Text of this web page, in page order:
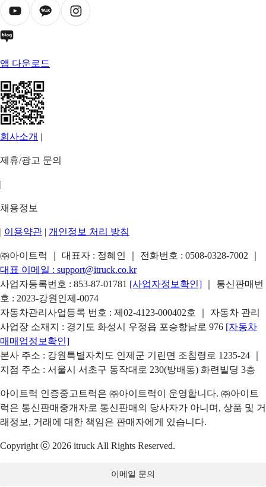
앱 다운로드
회사소개 |
제휴/광고 문의
|
채용정보
| 이용약관 | 개인정보 처리 방침
㈜아이트럭 ｜ 대표자 : 정혜인 ｜ 전화번호 : 0508-0328-7002
대표 이메일 : support@itruck.co.kr
사업자등록번호 : 853-87-01781 [사업자정보확인]
｜ 통신판매번
호 : 2023-강원인제-0074
자동차관리사업등록 번호 : 제02-4123-000402호 ｜ 자동차 관리
사업장 소재지 : 경기도 화성시 우정읍 포승항남로 976 [자동차
매매업정보확인]
본사 주소 : 강원특별자치도 인제군 기린면 조침령로 1235-24 ｜
지점 주소 : 서울시 서초구 동작대로 230(방배동) 화련빌딩 3층
아이트럭 인증중고트럭은 ㈜아이트럭이 운영합니다. ㈜아이트
럭은 통신판매중개자로 통신판매의 당사자가 아니며, 상품 및 거
래정보, 거래에 대한 책임은 판매자에게 있습니다.
Copyright ⓒ 2026 itruck All Rights Reserved.
이메일 문의